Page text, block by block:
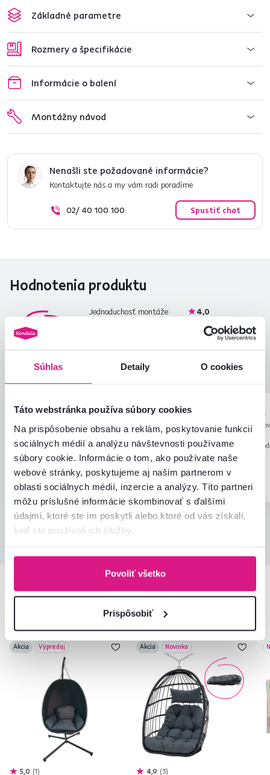
Súhlas Detaily O cookies
Táto webstránka používa súbory cookies
Na prispôsobenie obsahu a reklám, poskytovanie funkcií
sociálnych médií a analýzu návštevnosti používame
súbory cookie. Informácie o tom, ako používate naše
webové stránky, poskytujeme aj našim partnerom v
oblasti sociálnych médií, inzercie a analýzy. Títo partneri
môžu príslušné informácie skombinovať s ďalšími
údajmi, ktoré ste im poskytli alebo ktoré od vás získali,
keď ste používali ich služby.
Povoliť všetko
Prispôsobiť
Základné parametre
Rozmery a špecifikácie
Informácie o balení
Montážny návod
Nenašli ste požadované informácie?
Kontaktujte nás a my vám radi poradíme
02/ 40 100 100 Spustiť chat
Hodnotenia produktu
4,7
Jednoduchosť montáže
4,0
5,0
5,0
Pomer hodnoty a ceny
4,7
Marianna B.
29.7.2026, Veľké
Kapušany, Slovensko
5hviezdičiek
Recenzia pre rovnaký model, avšak v inom
prevedení.
Overený nákup
Katarína Š.
11.7.2026,
Slovensko
Recenzia pre rovnaký
prevedení.
Overený nákup
Všetky recenzie
Podobné produkty
Akcia Výpredaj
5,0 1
Akcia Novinka
4,9 3